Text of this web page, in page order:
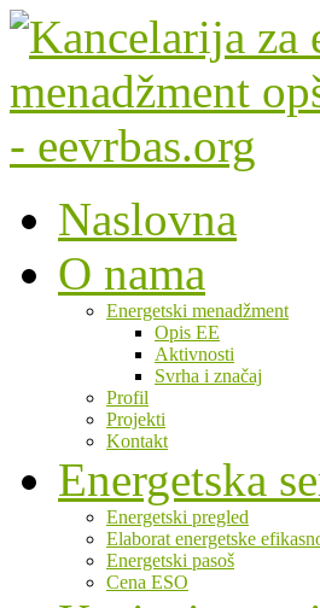
Naslovna
O nama
Energetski menadžment
Opis EE
Aktivnosti
Svrha i značaj
Profil
Projekti
Kontakt
Energetska
Energetski pregled
Elaborat energetske
Energetski pasoš
Cena ESO